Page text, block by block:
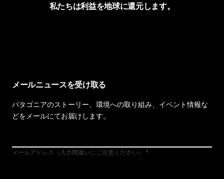
私たちは利益を地球に還元します。
メールニュースを受け取る
パタゴニアのストーリー、環境への取り組み、イベント情報な
どをメールにてお届けします。
メールアドレス（入力間違いにご注意ください）